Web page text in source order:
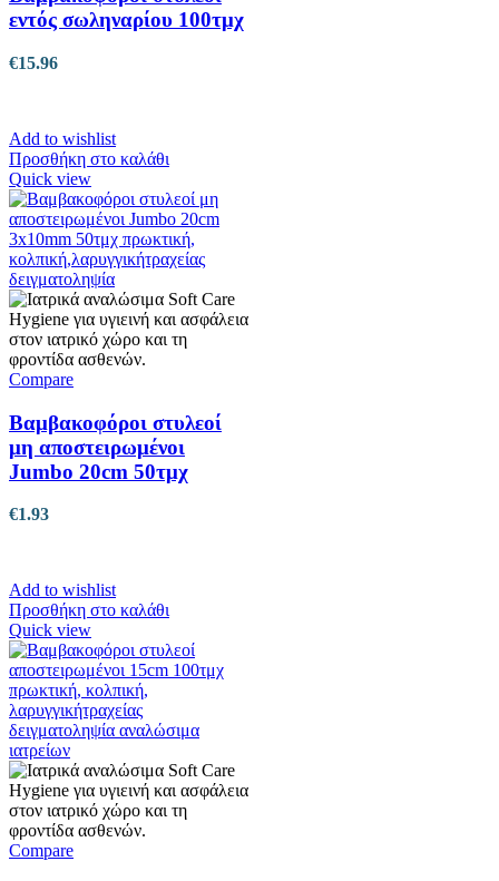
εντός σωληναρίου 100τμχ
€15.96
Add to wishlist
Προσθήκη στο καλάθι
Quick view
Compare
Βαμβακοφόροι στυλεοί
μη αποστειρωμένοι
Jumbo 20cm 50τμχ
€1.93
Add to wishlist
Προσθήκη στο καλάθι
Quick view
Compare